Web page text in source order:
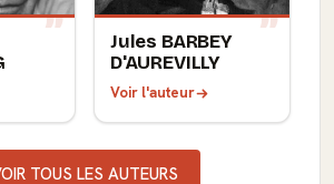
Jules BARBEY
D'AUREVILLY
Voir l'auteur
TOUS LES AUTEURS